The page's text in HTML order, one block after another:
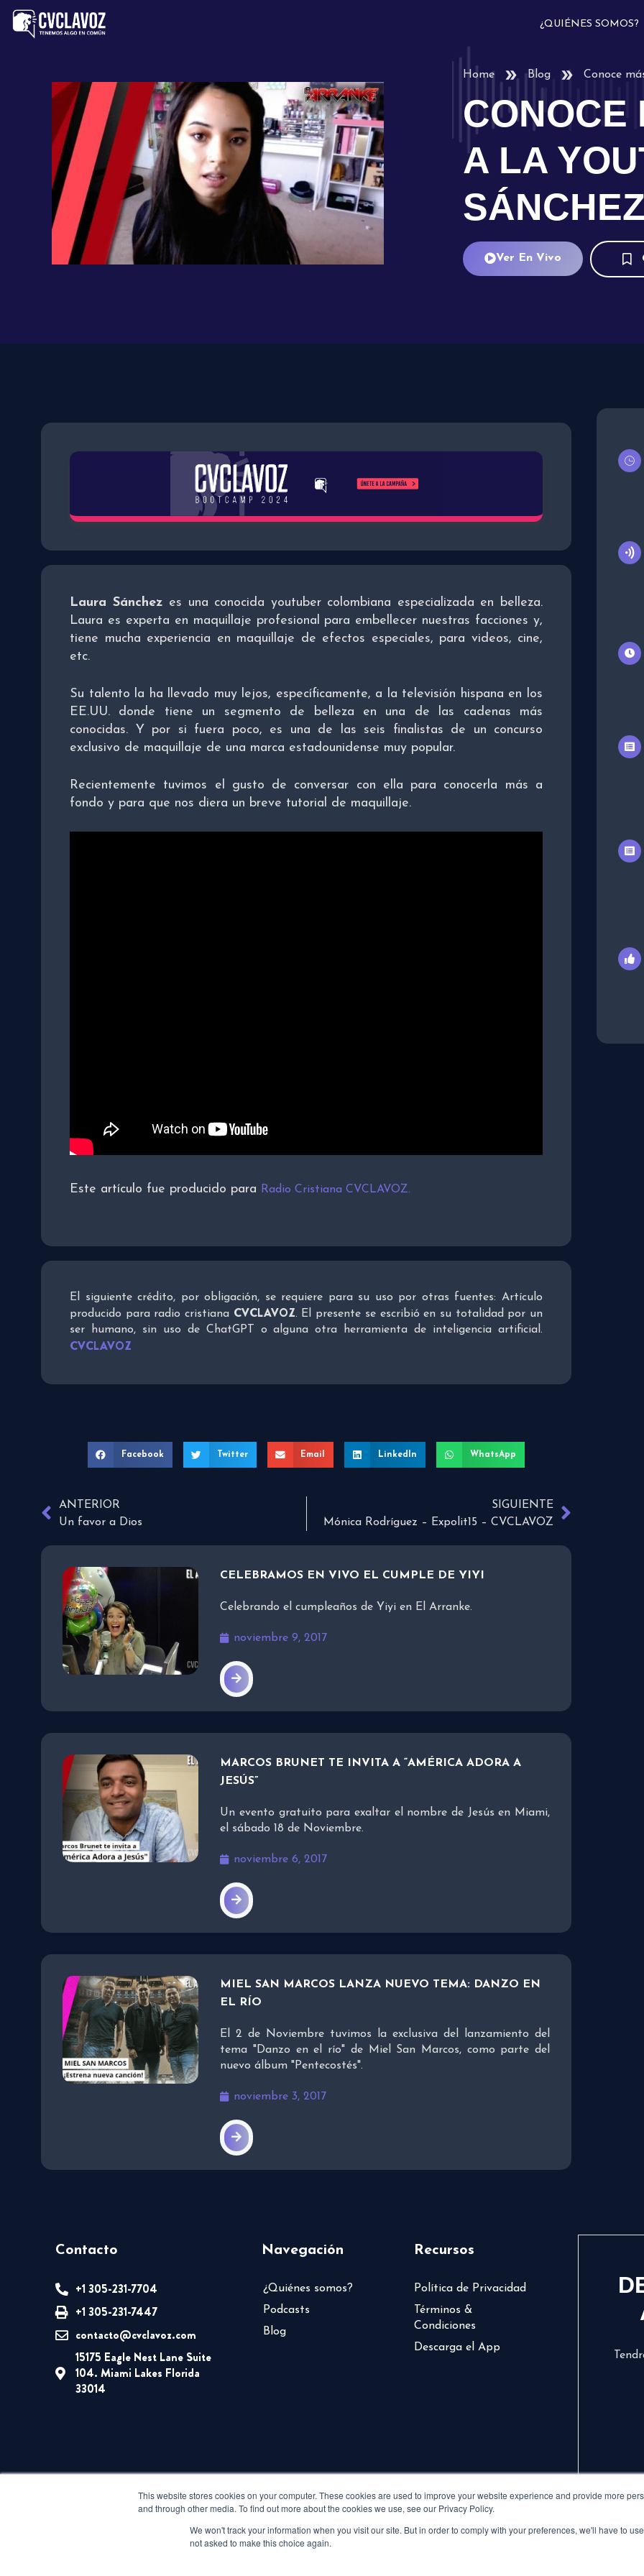
This website stores cookies on your computer. These cookies are used to improve your website experience and provide more
and through other media. To find out more about the cookies we use, see our Privacy Policy.
We won't track your information when you visit our site. But in order to comply with your preferences, we'll have to
not asked to make this choice again.
¿QUIÉNES SOMOS?
Home Blog Conoce
CONOCE
A LA
Ver En Vivo
Laura Sánchez es una conocida youtuber colombiana especializada en belleza.
Laura es experta en maquillaje profesional para embellecer nuestras facciones y,
tiene mucha experiencia en maquillaje de efectos especiales, para videos, cine,
etc.
Su talento la ha llevado muy lejos, específicamente, a la televisión hispana en los
EE.UU. donde tiene un segmento de belleza en una de las cadenas más
conocidas. Y por si fuera poco, es una de las seis finalistas de un concurso
exclusivo de maquillaje de una marca estadounidense muy popular.
Recientemente tuvimos el gusto de conversar con ella para conocerla más a
fondo y para que nos diera un breve tutorial de maquillaje.
Este artículo fue producido para Radio Cristiana CVCLAVOZ.
El siguiente crédito, por obligación, se requiere para su uso por otras fuentes: Artículo
producido para radio cristiana CVCLAVOZ. El presente se escribió en su totalidad por un
ser humano, sin uso de ChatGPT o alguna otra herramienta de inteligencia artificial.
CVCLAVOZ
Facebook Twitter Email LinkedIn WhatsApp
ANTERIOR
Un favor a Dios
SIGUIENTE
Mónica Rodríguez – Expolit15 – CVCLAVOZ
CELEBRAMOS EN VIVO EL CUMPLE DE YIYI
Celebrando el cumpleaños de Yiyi en El Arranke.
noviembre 9, 2017
MARCOS BRUNET TE INVITA A “AMÉRICA ADORA A
JESÚS”
Un evento gratuito para exaltar el nombre de Jesús en Miami,
el sábado 18 de Noviembre.
noviembre 6, 2017
MIEL SAN MARCOS LANZA NUEVO TEMA: DANZO EN
EL RÍO
El 2 de Noviembre tuvimos la exclusiva del lanzamiento del
tema "Danzo en el río" de Miel San Marcos, como parte del
nuevo álbum "Pentecostés".
noviembre 3, 2017
Contacto
+1 305-231-7704
+1 305-231-7447
contacto@cvclavoz.com
15175 Eagle Nest Lane Suite
104. Miami Lakes Florida
33014
Navegación
¿Quiénes somos?
Podcasts
Blog
Recursos
Política de Privacidad
Términos &
Condiciones
Descarga el App